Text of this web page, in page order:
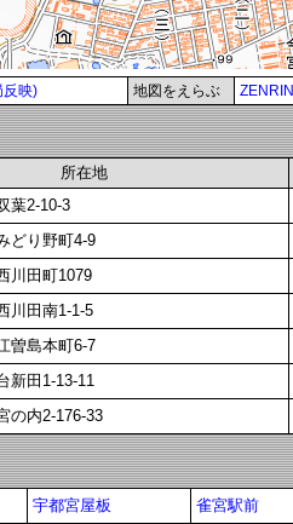
反映) 地図をえらぶ ZENRIN
所在地
葉2-10-3
どり野町4-9
川田町1079
川田南1-1-5
曽島本町6-7
新田1-13-11
の内2-176-33
宇都宮屋板 雀宮駅前